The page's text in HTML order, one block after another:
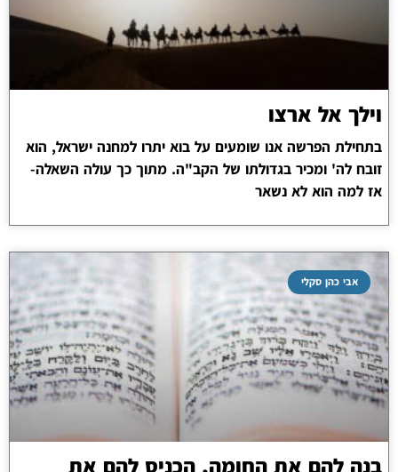
וילך אל ארצו
בתחילת הפרשה אנו שומעים על בוא יתרו למחנה ישראל, הוא
זובח לה' ומכיר בגדולתו של הקב"ה. מתוך כך עולה השאלה-
אז למה הוא לא נשאר
אבי כהן סקלי
בנה להם את החומה, הכניס להם את